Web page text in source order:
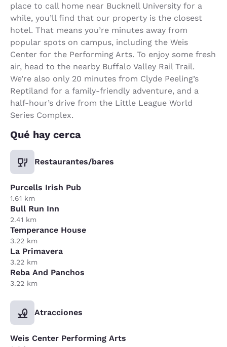
place to call home near Bucknell University for a
while, you’ll find that our property is the closest
hotel. That means you’re minutes away from
popular spots on campus, including the Weis
Center for the Performing Arts. To enjoy some fresh
air, head to the nearby Buffalo Valley Rail Trail.
We’re also only 20 minutes from Clyde Peeling’s
Reptiland for a family-friendly adventure, and a
half-hour’s drive from the Little League World
Series Complex.
Qué hay cerca
Restaurantes/bares
Purcells Irish Pub
1.61 km
Bull Run Inn
2.41 km
Temperance House
3.22 km
La Primavera
3.22 km
Reba And Panchos
3.22 km
Atracciones
Weis Center Performing Arts